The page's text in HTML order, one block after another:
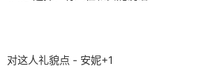
对这人礼貌点 - 安妮+1